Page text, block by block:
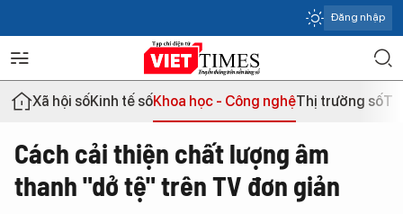
Đăng nhập
Xã hội sốKinh tế sốKhoa học - Công nghệThị trường số
Cách cải thiện chất lượng âm
thanh "dở tệ" trên TV đơn giản